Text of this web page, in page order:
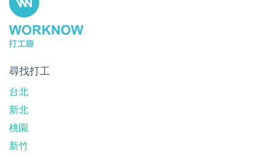
尋找打工
台北
新北
桃園
新竹